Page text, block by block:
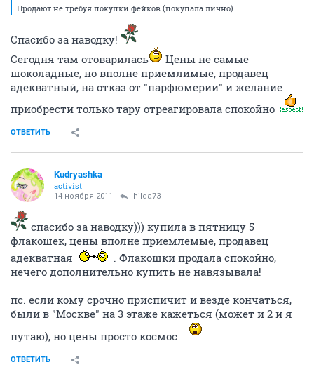
Продают не требуя покупки фейков (покупала лично).
Спасибо за наводку!
Сегодня там отоварилась
Цены не самые
шоколадные, но вполне приемлимые, продавец
адекватный, на отказ от "парфюмерии" и желание
приобрести только тару отреагировала спокойно
ОТВЕТИТЬ
Kudryashka
activist
14 ноября 2011 hilda73
спасибо за наводку))) купила в пятницу 5
флакошек, цены вполне приемлемые, продавец
адекватная
. Флакошки продала спокойно,
нечего дополнительно купить не навязывала!
пс. если кому срочно приспичит и везде кончаться,
были в "Москве" на 3 этаже кажеться (может и 2 и я
путаю), но цены просто космос
ОТВЕТИТЬ